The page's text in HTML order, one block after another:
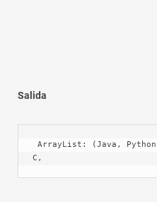
Salida
C,